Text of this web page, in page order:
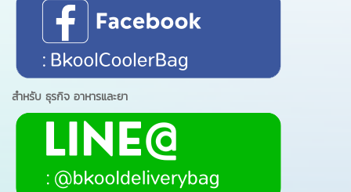
สำหรับ ธุรกิจ อาหารและยา